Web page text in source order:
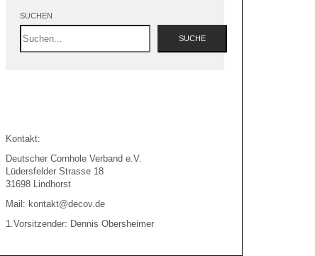
SUCHEN
SUCHE
Kontakt:
Deutscher Cornhole Verband e.V.
Lüdersfelder Strasse 18
31698 Lindhorst
Mail: kontakt@decov.de
1.Vorsitzender: Dennis Obersheimer